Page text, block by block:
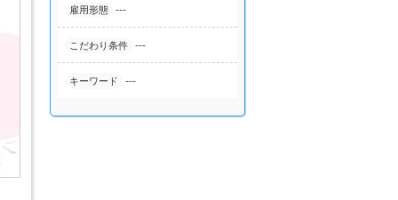
雇用形態 ---
こだわり条件 ---
キーワード ---